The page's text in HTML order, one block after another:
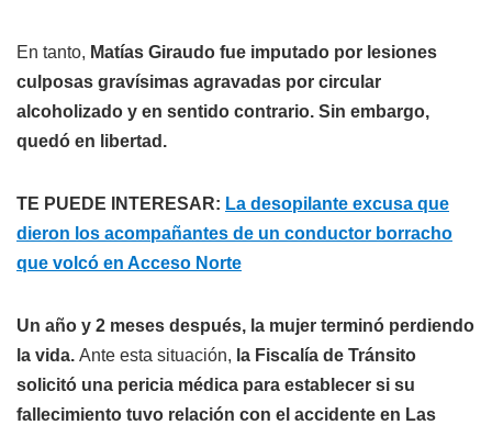
En tanto, Matías Giraudo fue imputado por lesiones
culposas gravísimas agravadas por circular
alcoholizado y en sentido contrario. Sin embargo,
quedó en libertad.
TE PUEDE INTERESAR: La desopilante excusa que
dieron los acompañantes de un conductor borracho
que volcó en Acceso Norte
Un año y 2 meses después, la mujer terminó perdiendo
la vida. Ante esta situación, la Fiscalía de Tránsito
solicitó una pericia médica para establecer si su
fallecimiento tuvo relación con el accidente en Las